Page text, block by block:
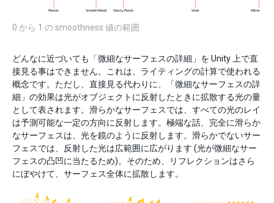
0 から 1 の smoothness 値の範囲
どんなに近づいても「微細なサーフェスの詳細」を Unity 上で直
接見る事はできません。これは、ライティングの計算で使われる
概念です。ただし、直接見る代わりに、「微細なサーフェスの詳
細」の効果は光がオブジェクトに反射したときに拡散する光の量
として表されます。滑らかなサーフェスでは、すべての光のレイ
は予測可能な一定の方向に反射します。極端な話、完全に滑らか
なサーフェスは、光を鏡のように反射します。滑らかでないサー
フェスでは、反射した光は広範囲に広がります (光が微細なサー
フェスの凸凹に当たるため)。そのため、リフレクションはさら
にぼやけて、サーフェス全体に拡散します。